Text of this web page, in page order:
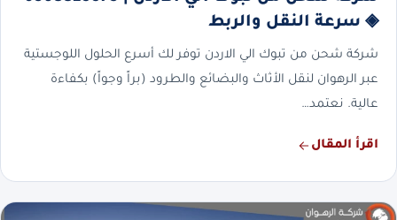
◈ سرعة النقل والربط
شركة شحن من تبوك الي الاردن توفر لك أسرع الحلول اللوجستية
عبر الرهوان لنقل الأثاث والبضائع والطرود (براً وجواً) بكفاءة
عالية. نعتمد…
اقرأ المقال